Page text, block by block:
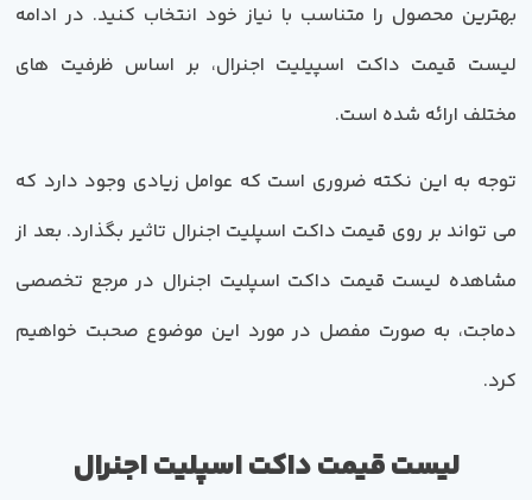
بهترین محصول را متناسب با نیاز خود انتخاب کنید. در ادامه
لیست قیمت داکت اسپیلیت اجنرال، بر اساس ظرفیت های
مختلف ارائه شده است.
توجه به این نکته ضروری است که عوامل زیادی وجود دارد که
می تواند بر روی قیمت داکت اسپلیت اجنرال تاثیر بگذارد. بعد از
مشاهده لیست قیمت داکت اسپلیت اجنرال در مرجع تخصصی
دماجت، به صورت مفصل در مورد این موضوع صحبت خواهیم
کرد.
لیست قیمت داکت اسپلیت اجنرال